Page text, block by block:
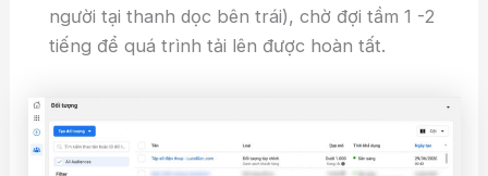
người tại thanh dọc bên trái), chờ đợi tầm 1 -2
tiếng để quá trình tải lên được hoàn tất.